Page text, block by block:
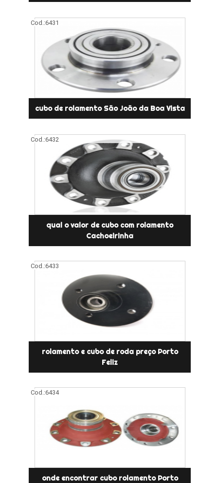
Cod.:6431
cubo de rolamento São João da Boa Vista
Cod.:6432
qual o valor de cubo com rolamento
Cachoeirinha
Cod.:6433
rolamento e cubo de roda preço Porto
Feliz
Cod.:6434
onde encontrar cubo rolamento Porto